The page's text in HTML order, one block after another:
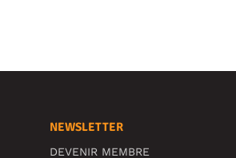
NEWSLETTER
DEVENIR MEMBRE